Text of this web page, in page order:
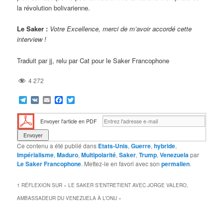
la révolution bolivarienne.
Le Saker : Votre Excellence, merci de m’avoir accordé cette
interview !
Traduit par jj, relu par Cat pour le Saker Francophone
4 272
Telegram
VK EmailFacebook
Envoyer l'article en PDF
Ce contenu a été publié dans Etats-Unis,Guerre,hybride,
Impérialisme,Maduro,Multipolarité,Saker,Trump,Venezuelapar
Le Saker Francophone. Mettez-le en favori avec sonpermalien.
1 RÉFLEXION SUR «LE SAKER S’ENTRETIENT AVEC JORGE VALERO,
AMBASSADEUR DU VENEZUELA À L’ONU »